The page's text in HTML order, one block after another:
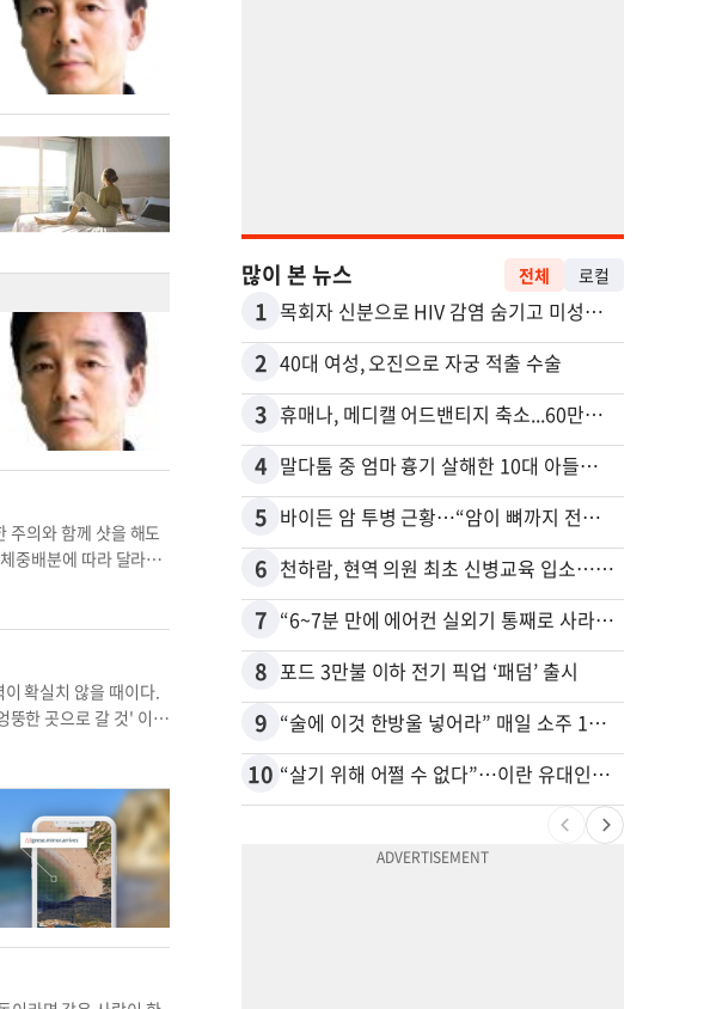
, 오늘 S&P 500에 투
신 자사주 매입을 통
적 변화를 감안하더
를 주가 상승에만 의
은 코로나19 팬데
돈이 많이 풀렸기 때
미로운 사실이 드러난
르게 올랐다는 뜻이다.
배당수익률, 그리고 M
지를 보낸다는 것은
식을 팔아야 하는가?
과 밀접한 관련이 있
있음을 보여준다. 반
보다 낮아졌을 가능성
진 환경에서 동일한
가 이렇게 말하는 지
적으로 적은 섹터나 자
션 지표는 ‘팔라는 신
맞는 전략을 점검하는
의와 함께 샷을 해도
중배분에 따라 달라지
다. 흔히 어프로치에
뒤땅치기를 방지하는
위치한다면 탑핑과
작할 때 이를 습관화
만 이 느낌이 없어지면
발에 쏠린다. 따라서
지 않는다면 몸의 심
끼여 퍼터로 칠 수도,
보다 높아 퍼터는 불
상황이라면 샌드웨지
자세, 스탠스 역시 퍼
스핀(topspin)과 함께
습니다. 박윤숙 / Stan
확실치 않을 때이다.
뚱한 곳으로 갈 것' 이라
있지만 팔로스루(foll
슬라이스나 페이드(fad
로 치우치면 다운스윙
치는 상황도 발생한다.
들어 높이 뜨거나 밀어
로 넘겨지는 중간에
뒷땅을 치거나 탑핑의
다면 갑자기 볼 위치를
가까워 생기는 자세
많이 본 뉴스 전체 로컬
1 목회자 신분으로 HIV 감염 숨기고 미성년자와 성관계
2 40대 여성, 오진으로 자궁 적출 수술
3 휴매나, 메디캘 어드밴티지 축소...60만명 플랜 상실 위기
4 말다툼 중 엄마 흉기 살해한 10대 아들…범행 직후 한 짓 충격
5 바이든 암 투병 근황…“암이 뼈까지 전이, 고통스럽게 투병 중”
6 천하람, 현역 의원 최초 신병교육 입소…논산서 2박3일 생활
7 “6~7분 만에 에어컨 실외기 통째로 사라졌다” 애틀랜타서 실외기 도난 급증
8 포드 3만불 이하 전기 픽업 ‘패덤’ 출시
9 “술에 이것 한방울 넣어라” 매일 소주 1병 까는 91세의 철칙
10 “살기 위해 어쩔 수 없다”…이란 유대인이 반이스라엘 외치는 까닭